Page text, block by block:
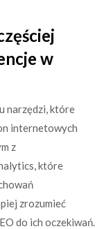
w
narzędzi, które
internetowych
z
które
zrozumieć
do ich oczekiwań.